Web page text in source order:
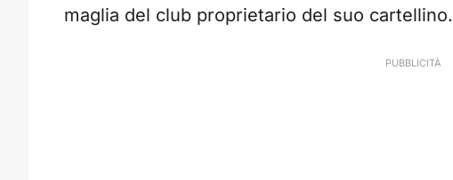
maglia del club proprietario del suo cartellino.